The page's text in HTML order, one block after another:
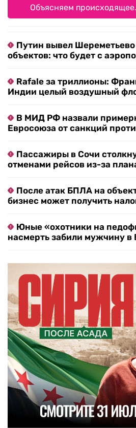
Объясняем происходящее.
Путин вывел Шереметьево
объектов: что будет с
Rafale за триллионы:
Индии целый воздушный
В МИД РФ назвали
Евросоюза от санкций
Пассажиры в Сочи
отменами рейсов из-за
После атак БПЛА на
бизнес может получить
Юные «охотники на
насмерть забили мужчину в